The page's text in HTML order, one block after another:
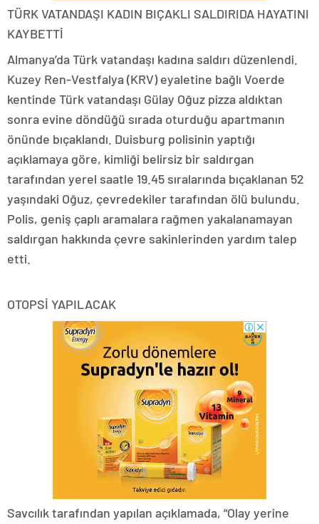
TÜRK VATANDAŞI KADIN BIÇAKLI SALDIRIDA HAYATINI
KAYBETTİ
Almanya’da Türk vatandaşı kadına saldırı düzenlendi.
Kuzey Ren-Vestfalya (KRV) eyaletine bağlı Voerde
kentinde Türk vatandaşı Gülay Oğuz pizza aldıktan
sonra evine döndüğü sırada oturduğu apartmanın
önünde bıçaklandı. Duisburg polisinin yaptığı
açıklamaya göre, kimliği belirsiz bir saldırgan
tarafından yerel saatle 19.45 sıralarında bıçaklanan 52
yaşındaki Oğuz, çevredekiler tarafından ölü bulundu.
Polis, geniş çaplı aramalara rağmen yakalanamayan
saldırgan hakkında çevre sakinlerinden yardım talep
etti.
OTOPSİ YAPILACAK
Savcılık tarafından yapılan açıklamada, “Olay yerine